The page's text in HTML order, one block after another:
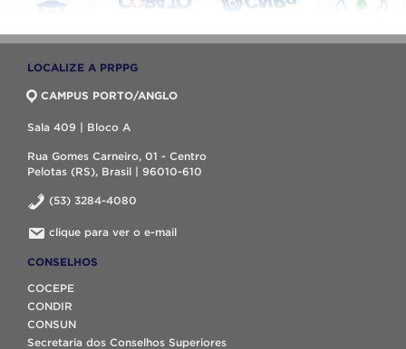
LOCALIZE A PRPPG
CAMPUS PORTO/ANGLO
Sala 409 | Bloco A
Rua Gomes Carneiro, 01 - Centro
Pelotas (RS), Brasil | 96010-610
(53) 3284-4080
clique para ver o e-mail
CONSELHOS
COCEPE
CONDIR
CONSUN
Secretaria dos Conselhos Superiores